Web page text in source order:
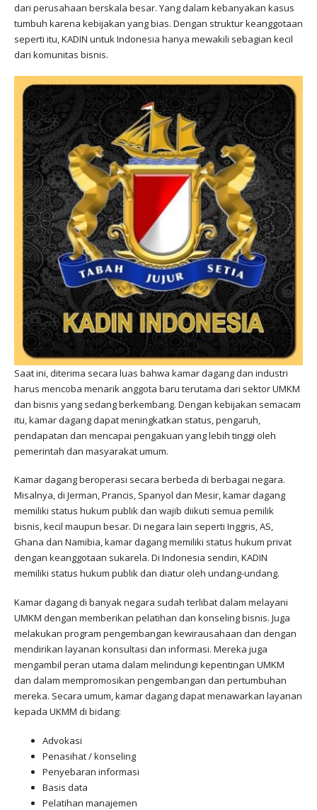
dari perusahaan berskala besar. Yang dalam kebanyakan kasus
tumbuh karena kebijakan yang bias. Dengan struktur keanggotaan
seperti itu, KADIN untuk Indonesia hanya mewakili sebagian kecil
dari komunitas bisnis.
Saat ini, diterima secara luas bahwa kamar dagang dan industri
harus mencoba menarik anggota baru terutama dari sektor UMKM
dan bisnis yang sedang berkembang. Dengan kebijakan semacam
itu, kamar dagang dapat meningkatkan status, pengaruh,
pendapatan dan mencapai pengakuan yang lebih tinggi oleh
pemerintah dan masyarakat umum.
Kamar dagang beroperasi secara berbeda di berbagai negara.
Misalnya, di Jerman, Prancis, Spanyol dan Mesir, kamar dagang
memiliki status hukum publik dan wajib diikuti semua pemilik
bisnis, kecil maupun besar. Di negara lain seperti Inggris, AS,
Ghana dan Namibia, kamar dagang memiliki status hukum privat
dengan keanggotaan sukarela. Di Indonesia sendiri, KADIN
memiliki status hukum publik dan diatur oleh undang-undang.
Kamar dagang di banyak negara sudah terlibat dalam melayani
UMKM dengan memberikan pelatihan dan konseling bisnis. Juga
melakukan program pengembangan kewirausahaan dan dengan
mendirikan layanan konsultasi dan informasi. Mereka juga
mengambil peran utama dalam melindungi kepentingan UMKM
dan dalam mempromosikan pengembangan dan pertumbuhan
mereka. Secara umum, kamar dagang dapat menawarkan layanan
kepada UKMM di bidang:
Advokasi
Penasihat / konseling
Penyebaran informasi
Basis data
Pelatihan manajemen